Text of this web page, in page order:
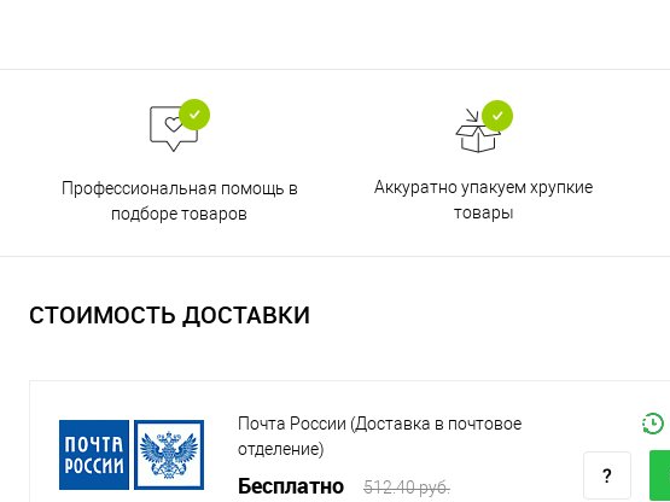
Профессиональная помощь в
подборе товаров
Аккуратно упакуем хрупкие
товары
СТОИМОСТЬ ДОСТАВКИ
Почта России (Доставка в почтовое
отделение)
Бесплатно 512.40 руб.